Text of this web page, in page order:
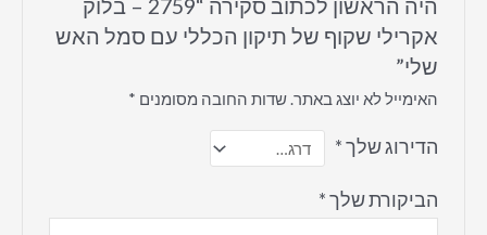
היה הראשון לכתוב סקירה “2759 – בלוק
אקרילי שקוף של תיקון הכללי עם סמל האש
שלי”
האימייל לא יוצג באתר.שדות החובה מסומנים *
הדירוג שלך*
הביקורת שלך*